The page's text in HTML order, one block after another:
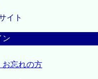
イト
ン
お忘れの方